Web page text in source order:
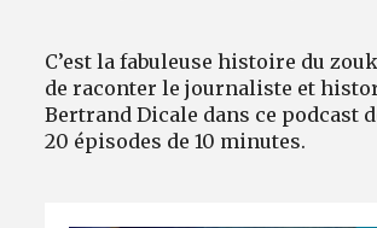
C’est la fabuleuse histoire du
de raconter le journaliste et
Bertrand Dicale dans ce podcast
20 épisodes de 10 minutes.